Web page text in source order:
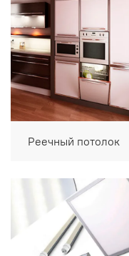
Реечный потолок